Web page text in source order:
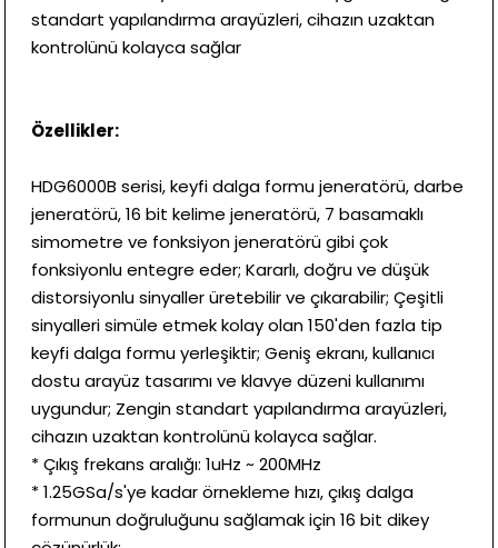
standart yapılandırma arayüzleri, cihazın uzaktan
kontrolünü kolayca sağlar
Özellikler:
HDG6000B serisi, keyfi dalga formu jeneratörü, darbe
jeneratörü, 16 bit kelime jeneratörü, 7 basamaklı
simometre ve fonksiyon jeneratörü gibi çok
fonksiyonlu entegre eder; Kararlı, doğru ve düşük
distorsiyonlu sinyaller üretebilir ve çıkarabilir; Çeşitli
sinyalleri simüle etmek kolay olan 150'den fazla tip
keyfi dalga formu yerleşiktir; Geniş ekranı, kullanıcı
dostu arayüz tasarımı ve klavye düzeni kullanımı
uygundur; Zengin standart yapılandırma arayüzleri,
cihazın uzaktan kontrolünü kolayca sağlar.
* Çıkış frekans aralığı: 1uHz ~ 200MHz
* 1.25GSa/s'ye kadar örnekleme hızı, çıkış dalga
formunun doğruluğunu sağlamak için 16 bit dikey